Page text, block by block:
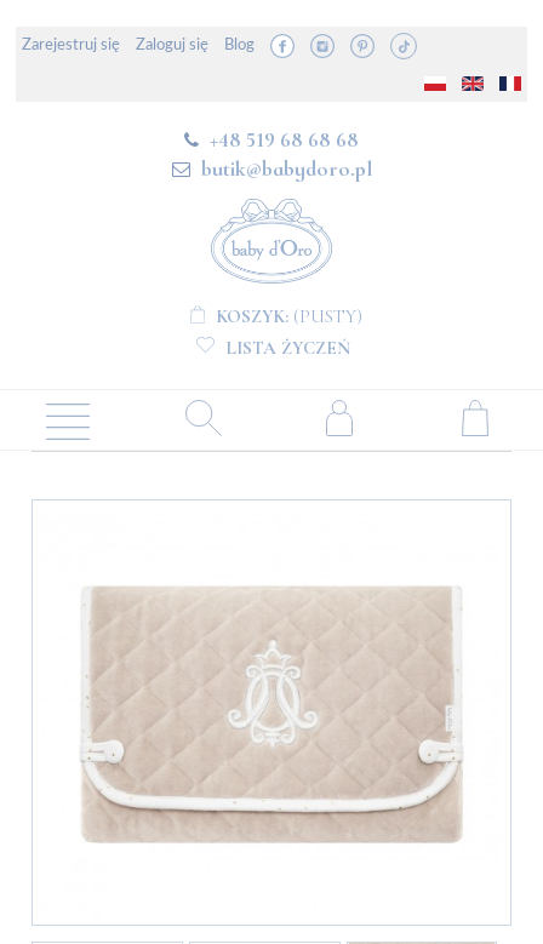
Zarejestruj się Zaloguj się Blog
+48 519 68 68 68
butik@babydoro.pl
KOSZYK: (PUSTY)
LISTA ŻYCZEŃ